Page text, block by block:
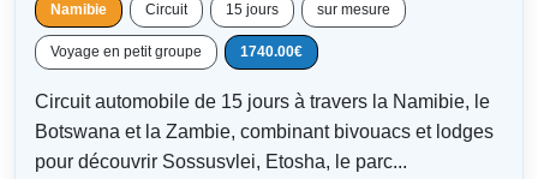
Namibie Circuit 15 jours sur mesure
Voyage en petit groupe 1740.00€
Circuit automobile de 15 jours à travers la Namibie, le
Botswana et la Zambie, combinant bivouacs et lodges
pour découvrir Sossusvlei, Etosha, le parc...